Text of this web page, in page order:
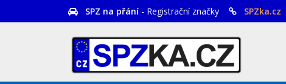
SPZ na přání - Registrační značky SPZka.cz